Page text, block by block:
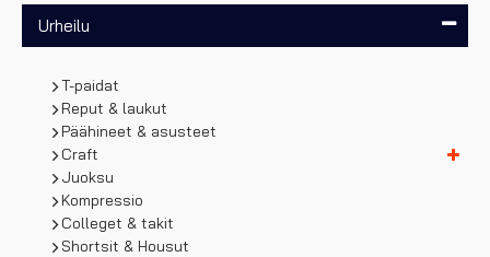
Urheilu
T-paidat
Reput & laukut
Päähineet & asusteet
Craft
Juoksu
Kompressio
Colleget & takit
Shortsit & Housut